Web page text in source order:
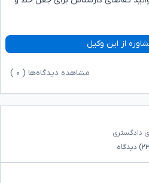
از این وکیل
مشاهده دیدگاه‌ها ( ۰
دادگستری
دیدگاه